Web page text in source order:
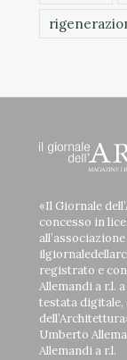
«Il Giornale
concesso in
registrato e
Allemandi a r.l.
testata
Umberto
Allemandi a r.l.